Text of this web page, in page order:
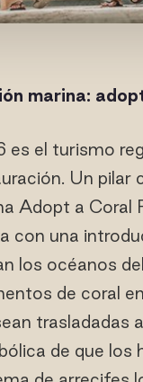
marina:
el turismo
Un
Adopt a Coral
con una
los océanos
de coral
trasladadas
de que